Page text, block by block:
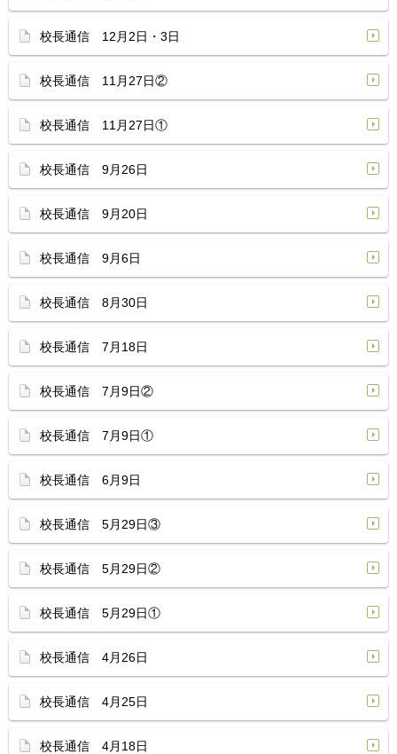
校長通信 12月2日・3日
校長通信 11月27日②
校長通信 11月27日①
校長通信 9月26日
校長通信 9月20日
校長通信 9月6日
校長通信 8月30日
校長通信 7月18日
校長通信 7月9日②
校長通信 7月9日①
校長通信 6月9日
校長通信 5月29日③
校長通信 5月29日②
校長通信 5月29日①
校長通信 4月26日
校長通信 4月25日
校長通信 4月18日